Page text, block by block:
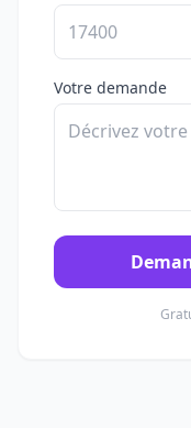
Votre demande